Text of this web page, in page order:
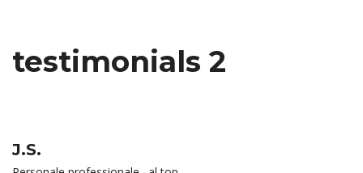
testimonials 2
J.S.